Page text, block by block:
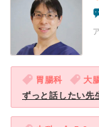
胃腸科 大
ずっと話したい先